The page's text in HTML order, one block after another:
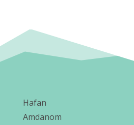
Hafan
Amdanom